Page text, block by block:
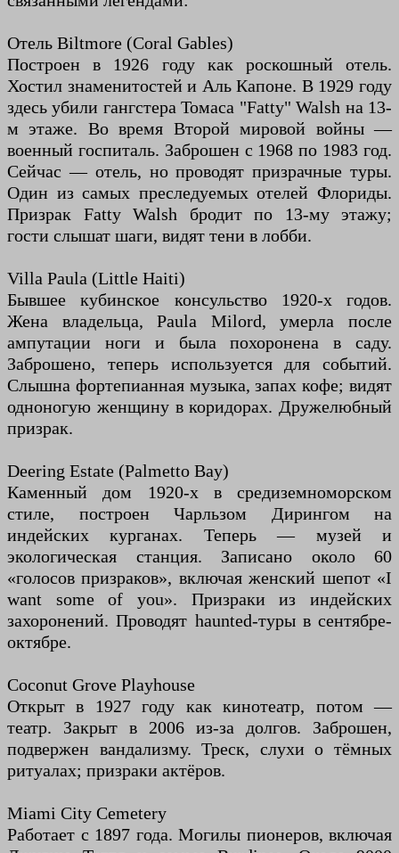
Отель Biltmore (Coral Gables)
Построен в 1926 году как роскошный отель.
Хостил знаменитостей и Аль Капоне. В 1929 году
здесь убили гангстера Томаса "Fatty" Walsh на 13-
м этаже. Во время Второй мировой войны —
военный госпиталь. Заброшен с 1968 по 1983 год.
Сейчас — отель, но проводят призрачные туры.
Один из самых преследуемых отелей Флориды.
Призрак Fatty Walsh бродит по 13-му этажу;
гости слышат шаги, видят тени в лобби.
Villa Paula (Little Haiti)
Бывшее кубинское консульство 1920-х годов.
Жена владельца, Paula Milord, умерла после
ампутации ноги и была похоронена в саду.
Заброшено, теперь используется для событий.
Слышна фортепианная музыка, запах кофе; видят
одноногую женщину в коридорах. Дружелюбный
призрак.
Deering Estate (Palmetto Bay)
Каменный дом 1920-х в средиземноморском
стиле, построен Чарльзом Дирингом на
индейских курганах. Теперь — музей и
экологическая станция. Записано около 60
«голосов призраков», включая женский шепот «I
want some of you». Призраки из индейских
захоронений. Проводят haunted-туры в сентябре-
октябре.
Coconut Grove Playhouse
Открыт в 1927 году как кинотеатр, потом —
театр. Закрыт в 2006 из-за долгов. Заброшен,
подвержен вандализму. Треск, слухи о тёмных
ритуалах; призраки актёров.
Miami City Cemetery
Работает с 1897 года. Могилы пионеров, включая